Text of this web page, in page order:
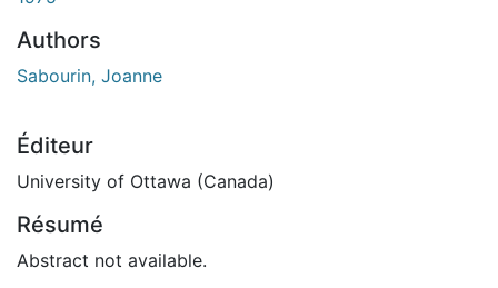
Authors
Sabourin, Joanne
Éditeur
University of Ottawa (Canada)
Résumé
Abstract not available.